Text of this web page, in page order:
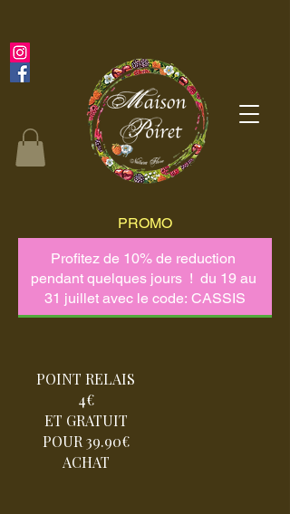
POINT RELAIS
4€
ET GRATUIT
POUR 39.90€
ACHAT
PROMO